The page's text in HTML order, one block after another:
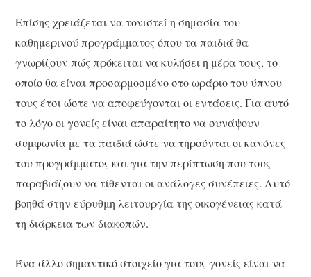
Επίσης χρειάζεται να τονιστεί η σημασία του
καθημερινού προγράμματος όπου τα παιδιά θα
γνωρίζουν πώς πρόκειται να κυλήσει η μέρα τους, το
οποίο θα είναι προσαρμοσμένο στο ωράριο του ύπνου
τους έτσι ώστε να αποφεύγονται οι εντάσεις. Για αυτό
το λόγο οι γονείς είναι απαραίτητο να συνάψουν
συμφωνία με τα παιδιά ώστε να τηρούνται οι κανόνες
του προγράμματος και για την περίπτωση που τους
παραβιάζουν να τίθενται οι ανάλογες συνέπειες. Αυτό
βοηθά στην εύρυθμη λειτουργία της οικογένειας κατά
τη διάρκεια των διακοπών.
Ένα άλλο σημαντικό στοιχείο για τους γονείς είναι να